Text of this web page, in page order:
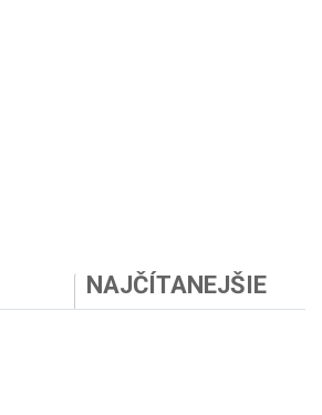
NAJČÍTANEJŠIE